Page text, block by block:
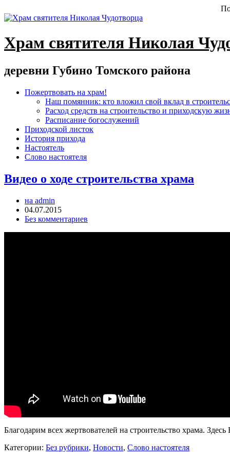
Храм святителя Николая
деревни Губино Томского района
Пожертвовать на храм!
Наш помянник: кто вложил свой вклад в
Расход средств на строительство и приходскую
Расписание богослужений
Приходской листок
История прихода
Настоятель
Слово настоятеля
Видео о ходе строительства храма
на admin
04.07.2015
Без комментариев
Благодарим всех жертвователей на строительство храма.
Категории: Без рубрики, Новости, Слово настоятеля